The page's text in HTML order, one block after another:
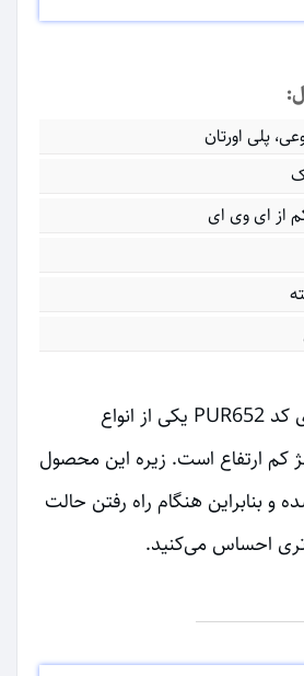
پلی اورتان
از ای وی ای
صندل دخترانه زرپای کد PUR652 یکی از انواع
کم ارتفاع است. زیره این محصول
و بنابراین هنگام راه رفتن حالت
احساس می‌کنید.